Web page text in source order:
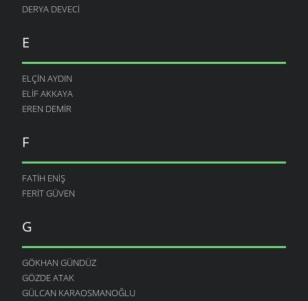
DERYA DEVECI
E
ELÇIN AYDIN
ELIF AKKAYA
EREN DEMIR
F
FATIH ENIŞ
FERIT GÜVEN
G
GÖKHAN GÜNDÜZ
GÖZDE ATAK
GÜLCAN KARAOSMANOĞLU